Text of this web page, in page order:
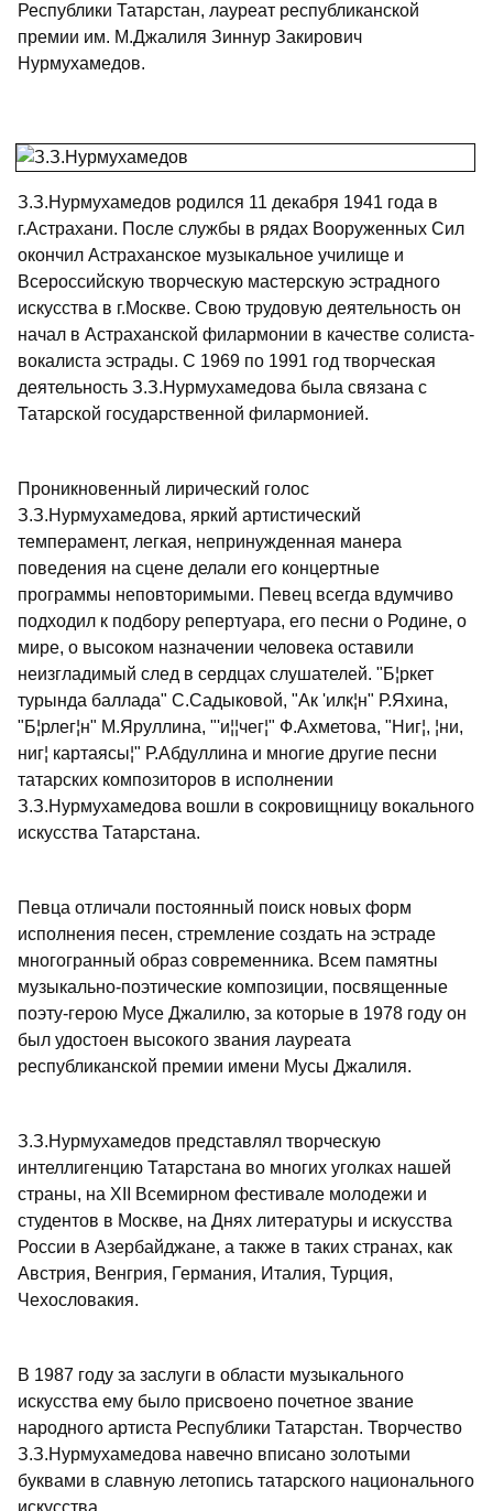
Республики Татарстан, лауреат республиканской
премии им. М.Джалиля Зиннур Закирович
Нурмухамедов.
З.З.Нурмухамедов родился 11 декабря 1941 года в
г.Астрахани. После службы в рядах Вооруженных Сил
окончил Астраханское музыкальное училище и
Всероссийскую творческую мастерскую эстрадного
искусства в г.Москве. Свою трудовую деятельность он
начал в Астраханской филармонии в качестве солиста-
вокалиста эстрады. С 1969 по 1991 год творческая
деятельность З.З.Нурмухамедова была связана с
Татарской государственной филармонией.
Проникновенный лирический голос
З.З.Нурмухамедова, яркий артистический
темперамент, легкая, непринужденная манера
поведения на сцене делали его концертные
программы неповторимыми. Певец всегда вдумчиво
подходил к подбору репертуара, его песни о Родине, о
мире, о высоком назначении человека оставили
неизгладимый след в сердцах слушателей. "Б¦ркет
турында баллада" С.Садыковой, "Ак 'илк¦н" Р.Яхина,
"Б¦рлег¦н" М.Яруллина, "'и¦¦чег¦" Ф.Ахметова, "Ниг¦, ¦ни,
ниг¦ картаясы¦" Р.Абдуллина и многие другие песни
татарских композиторов в исполнении
З.З.Нурмухамедова вошли в сокровищницу вокального
искусства Татарстана.
Певца отличали постоянный поиск новых форм
исполнения песен, стремление создать на эстраде
многогранный образ современника. Всем памятны
музыкально-поэтические композиции, посвященные
поэту-герою Мусе Джалилю, за которые в 1978 году он
был удостоен высокого звания лауреата
республиканской премии имени Мусы Джалиля.
З.З.Нурмухамедов представлял творческую
интеллигенцию Татарстана во многих уголках нашей
страны, на XII Всемирном фестивале молодежи и
студентов в Москве, на Днях литературы и искусства
России в Азербайджане, а также в таких странах, как
Австрия, Венгрия, Германия, Италия, Турция,
Чехословакия.
В 1987 году за заслуги в области музыкального
искусства ему было присвоено почетное звание
народного артиста Республики Татарстан. Творчество
З.З.Нурмухамедова навечно вписано золотыми
буквами в славную летопись татарского национального
искусства.